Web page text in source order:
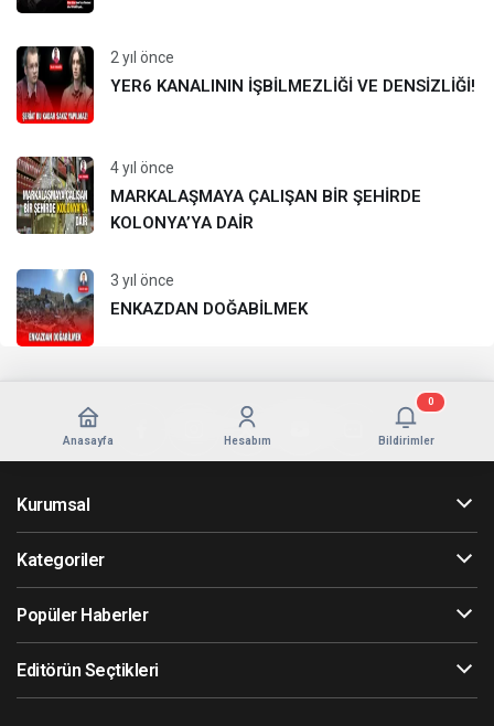
2 yıl önce
YER6 KANALININ İŞBİLMEZLİĞİ VE DENSİZLİĞİ!
4 yıl önce
MARKALAŞMAYA ÇALIŞAN BİR ŞEHİRDE
KOLONYA’YA DAİR
3 yıl önce
ENKAZDAN DOĞABİLMEK
Anasayfa Hesabım Bildirimler
0
Kurumsal
Kategoriler
Popüler Haberler
Editörün Seçtikleri